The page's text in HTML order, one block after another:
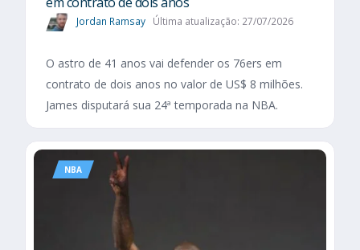
Jordan Ramsay Última atualização: 27/07/2026
O astro de 41 anos vai defender os 76ers em
contrato de dois anos no valor de US$ 8 milhões.
James disputará sua 24ª temporada na NBA.
NBA